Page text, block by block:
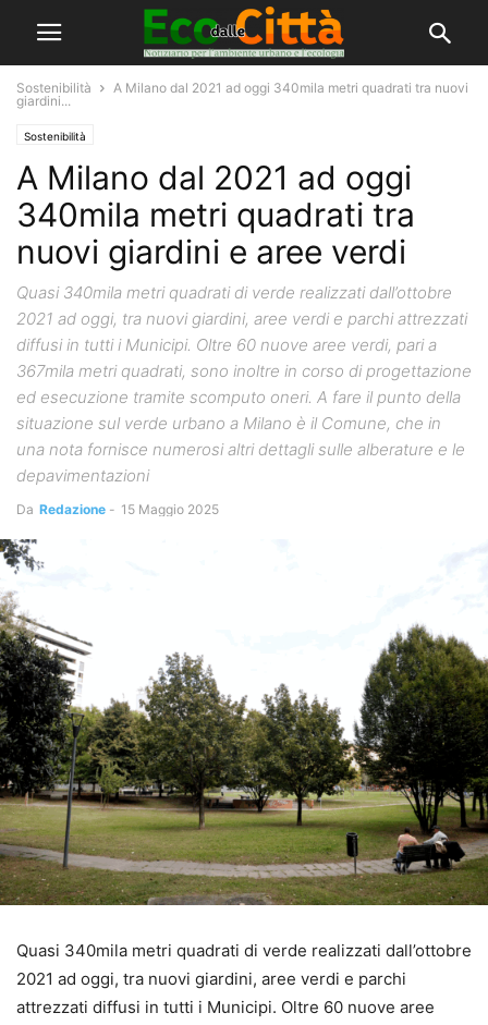
Sostenibilità
A Milano dal 2021 ad oggi 340mila metri quadrati tra nuovi
giardini...
Sostenibilità
A Milano dal 2021 ad oggi
340mila metri quadrati tra
nuovi giardini e aree verdi
Quasi 340mila metri quadrati di verde realizzati dall’ottobre
2021 ad oggi, tra nuovi giardini, aree verdi e parchi attrezzati
diffusi in tutti i Municipi. Oltre 60 nuove aree verdi, pari a
367mila metri quadrati, sono inoltre in corso di progettazione
ed esecuzione tramite scomputo oneri. A fare il punto della
situazione sul verde urbano a Milano è il Comune, che in
una nota fornisce numerosi altri dettagli sulle alberature e le
depavimentazioni
Da Redazione - 15 Maggio 2025
Quasi 340mila metri quadrati di verde realizzati dall’ottobre
2021 ad oggi, tra nuovi giardini, aree verdi e parchi
attrezzati diffusi in tutti i Municipi. Oltre 60 nuove aree